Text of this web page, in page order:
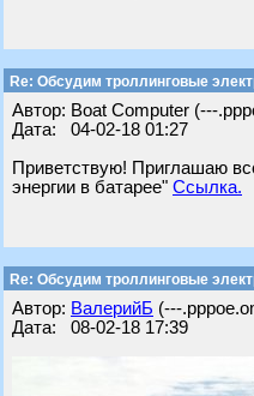
Re: Обсудим троллинговые
Автор: Boat Computer (---
Дата: 04-02-18 01:27
Приветствую! Приглашаю
энергии в батарее" Ссылка.
Re: Обсудим троллинговые
Автор: ВалерийБ (---
Дата: 08-02-18 17:39